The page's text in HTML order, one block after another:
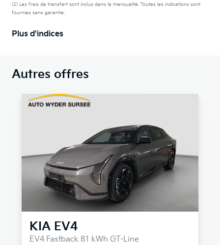
(2) Les frais de transfert sont inclus dans la mensualité. Toutes les indications sont
fournies sans garantie.
Plus d'indices
Autres offres
KIA EV4
EV4 Fastback 81 kWh GT-Line